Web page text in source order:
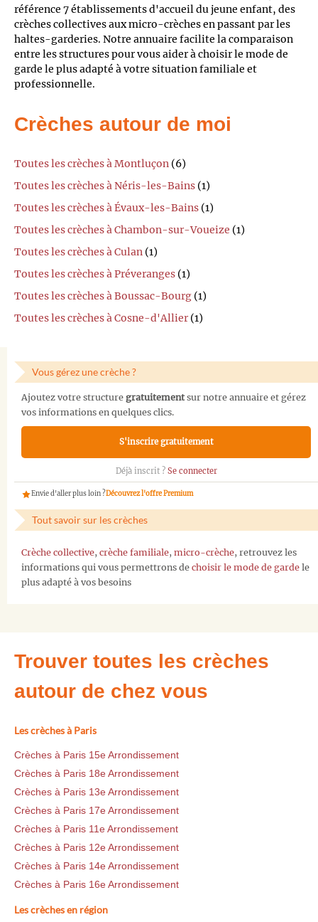
référence 7 établissements d'accueil du jeune enfant, des
crèches collectives aux micro-crèches en passant par les
haltes-garderies. Notre annuaire facilite la comparaison
entre les structures pour vous aider à choisir le mode de
garde le plus adapté à votre situation familiale et
professionnelle.
Crèches autour de moi
Toutes les crèches à Montluçon (6)
Toutes les crèches à Néris-les-Bains (1)
Toutes les crèches à Évaux-les-Bains (1)
Toutes les crèches à Chambon-sur-Voueize (1)
Toutes les crèches à Culan (1)
Toutes les crèches à Préveranges (1)
Toutes les crèches à Boussac-Bourg (1)
Toutes les crèches à Cosne-d'Allier (1)
Vous gérez une crèche ?
Ajoutez votre structure gratuitementsur notre annuaire et gérez
vos informations en quelques clics.
S'inscrire gratuitement
Déjà inscrit ? Se connecter
Envie d'aller plus loin ?Découvrez l'offre Premium
Tout savoir sur les crèches
Crèche collective, crèche familiale, micro-crèche, retrouvez les
informations qui vous permettrons de choisir le mode de garde le
plus adapté à vos besoins
Trouver toutes les crèches
autour de chez vous
Les crèches à Paris
Crèches à Paris 15e Arrondissement
Crèches à Paris 18e Arrondissement
Crèches à Paris 13e Arrondissement
Crèches à Paris 17e Arrondissement
Crèches à Paris 11e Arrondissement
Crèches à Paris 12e Arrondissement
Crèches à Paris 14e Arrondissement
Crèches à Paris 16e Arrondissement
Les crèches en région